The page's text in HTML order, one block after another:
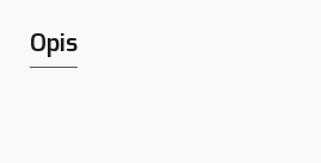
Opis